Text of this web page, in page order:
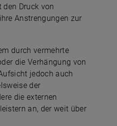
Druck von
Anstrengungen zur
durch vermehrte
die Verhängung von
jedoch auch
der
die externen
an, der weit über